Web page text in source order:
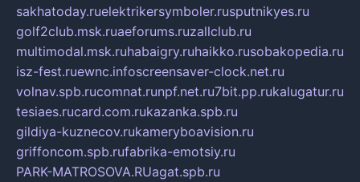
sakhatoday.ruelektrikersymboler.rusputnikyes.ru
golf2club.msk.ruaeforums.ruzallclub.ru
multimodal.msk.ruhabaigry.ruhaikko.rusobakopedia.ru
isz-fest.ruewnc.infoscreensaver-clock.net.ru
volnav.spb.rucomnat.runpf.net.ru7bit.pp.rukalugatur.ru
tesiaes.rucard.com.rukazanka.spb.ru
gildiya-kuznecov.rukameryboavision.ru
griffoncom.spb.rufabrika-emotsiy.ru
PARK-MATROSOVA.RUagat.spb.ru